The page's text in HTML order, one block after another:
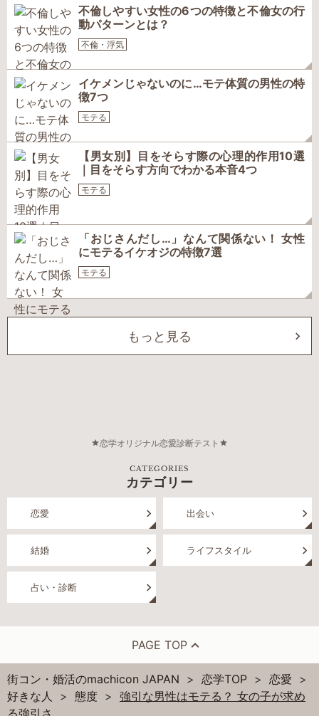
不倫しやすい女性の6つの特徴と不倫女の行
動パターンとは？
不倫・浮気
イケメンじゃないのに…モテ体質の男性の特
徴7つ
モテる
【男女別】目をそらす際の心理的作用10選
｜目をそらす方向でわかる本音4つ
モテる
「おじさんだし…」なんて関係ない！ 女性
にモテるイケオジの特徴7選
モテる
もっと見る
恋学オリジナル恋愛診断テスト
CATEGORIES
カテゴリー
恋愛 出会い
結婚 ライフスタイル
占い・診断
PAGE TOP
街コン・婚活のmachicon JAPAN 恋学TOP
恋愛
好きな人
態度
強引な男性はモテる？ 女の子が求め
る強引さ